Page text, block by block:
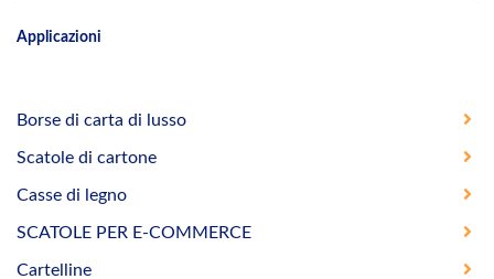
Applicazioni
Borse di carta di lusso
Scatole di cartone
Casse di legno
SCATOLE PER E-COMMERCE
Cartelline